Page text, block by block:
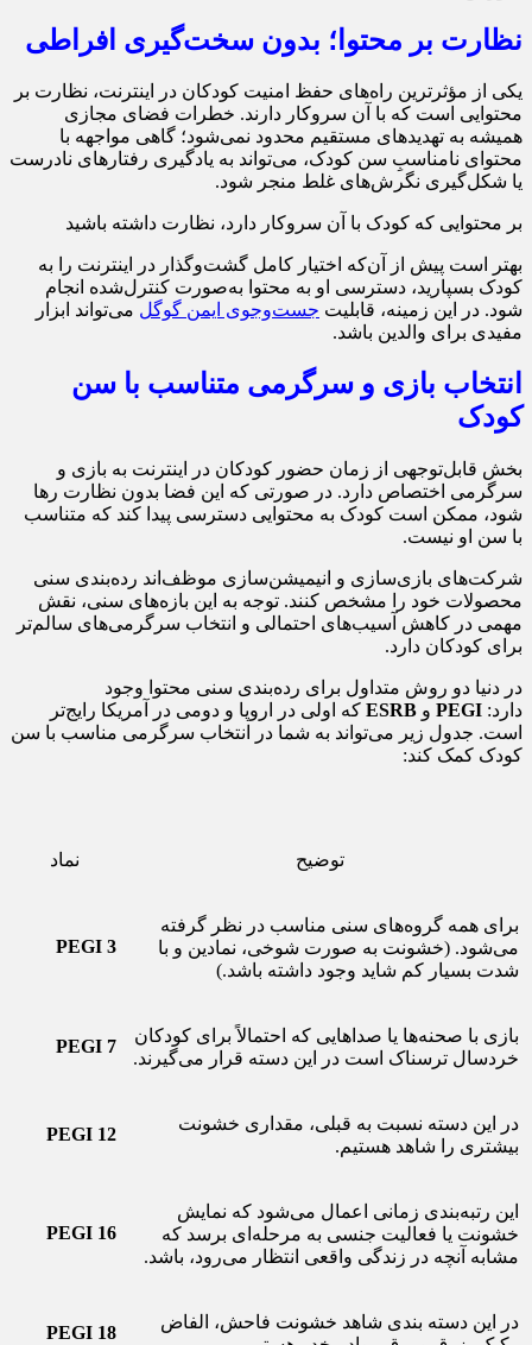
نظارت بر محتوا؛ بدون سخت‌گیری افراطی
یکی از مؤثرترین راه‌های حفظ امنیت کودکان در اینترنت، نظارت بر
محتوایی است که با آن سروکار دارند. خطرات فضای مجازی
همیشه به تهدیدهای مستقیم محدود نمی‌شود؛ گاهی مواجهه با
محتوای نامناسبِ سن کودک، می‌تواند به یادگیری رفتارهای نادرست
یا شکل‌گیری نگرش‌های غلط منجر شود.
بر محتوایی که کودک با آن سروکار دارد، نظارت داشته باشید
بهتر است پیش از آن‌که اختیار کامل گشت‌وگذار در اینترنت را به
کودک بسپارید، دسترسی او به محتوا به‌صورت کنترل‌شده انجام
شود. در این زمینه، قابلیت جست‌وجوی ایمن گوگل می‌تواند ابزار
مفیدی برای والدین باشد.
انتخاب بازی و سرگرمی متناسب با سن
کودک
بخش قابل‌توجهی از زمان حضور کودکان در اینترنت به بازی و
سرگرمی اختصاص دارد. در صورتی که این فضا بدون نظارت رها
شود، ممکن است کودک به محتوایی دسترسی پیدا کند که متناسب
با سن او نیست.
شرکت‌های بازی‌سازی و انیمیشن‌سازی موظف‌اند رده‌بندی سنی
محصولات خود را مشخص کنند. توجه به این بازه‌های سنی، نقش
مهمی در کاهش آسیب‌های احتمالی و انتخاب سرگرمی‌های سالم‌تر
برای کودکان دارد.
در دنیا دو روش متداول برای رده‌بندی سنی محتوا وجود
دارد: PEGI و ESRB که اولی در اروپا و دومی در آمریکا رایج‌تر
است. جدول زیر می‌تواند به شما در انتخاب سرگرمی مناسب با سن
کودک کمک کند:
توضیح نماد
برای همه گروه‌های سنی مناسب در نظر گرفته
می‌شود. (خشونت به صورت شوخی، نمادین و با
شدت بسیار کم شاید وجود داشته باشد.)
PEGI 3
بازی با صحنه‌ها یا صداهایی که احتمالاً برای کودکان
خردسال ترسناک است در این دسته قرار می‌گیرند.
PEGI 7
در این دسته نسبت به قبلی، مقداری خشونت
بیشتری را شاهد هستیم.
PEGI 12
این رتبه‌بندی زمانی اعمال می‌شود که نمایش
خشونت یا فعالیت جنسی به مرحله‌ای برسد که
مشابه آنچه در زندگی واقعی انتظار می‌رود، باشد.
PEGI 16
در این دسته بندی شاهد خشونت فاحش، الفاض
PEGI 18